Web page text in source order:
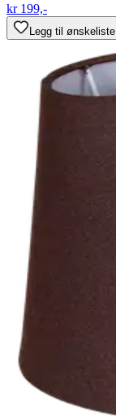
kr 199,-
Legg til ønskeliste